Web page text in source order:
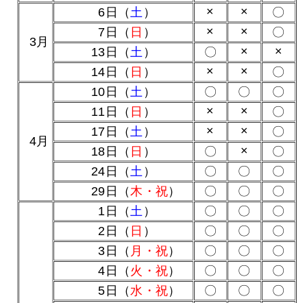
3月
6日（土 ） × ×
〇
7日（ 日 ） × ×
〇
13日（土 ） 〇 ×
×
14日（ 日 ） × × 〇
4月
10日（土 ） 〇 〇
〇
11日（ 日 ） × ×
〇
17日（土 ） × ×
〇
18日（ 日 ） 〇 ×
〇
24日（土 ） 〇 〇
〇
29日（木・祝） 〇 〇 〇
1日（土 ） 〇 〇
〇
02日（ 日 ） 〇 〇
〇
03日（ 月・祝） 〇 〇
〇
04日（ 火・祝） 〇 〇
〇
05日（水・祝） 〇 〇
〇